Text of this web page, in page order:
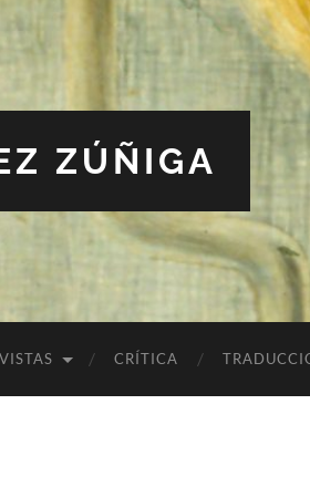
ZÚÑIGA
CRÍTICA